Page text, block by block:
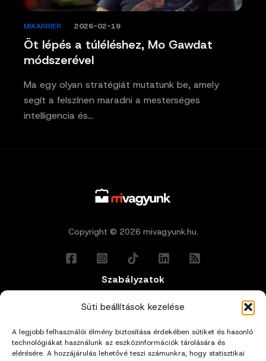
Süti beállítások kezelése
A legjobb felhasználói élmény biztosítása érdekében sütiket és hasonló
technológiákat használunk az eszközinformációk tárolására és
elérésére. A hozzájárulás lehetővé teszi számunkra, hogy statisztikai
Öt lépés a túléléshez, Mo Gawdat
módszerével
MIKARRIER 2026-02-19
Ma egy olyan stratégiát mutatunk be, amely
segít a felszínen maradni a mesterséges
intelligencia és…
Copyright © 2026 mivagyunk.hu.
Szabályzatok
Általános Felhasználási Feltételek
Adatkezelési Tájékoztató